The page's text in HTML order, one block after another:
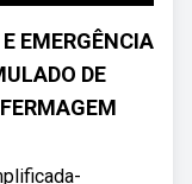
EMERGÊNCIA
DE